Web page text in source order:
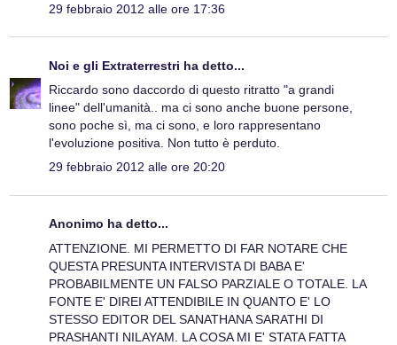
29 febbraio 2012 alle ore 17:36
Noi e gli Extraterrestri ha detto...
Riccardo sono daccordo di questo ritratto "a grandi
linee" dell'umanità.. ma ci sono anche buone persone,
sono poche sì, ma ci sono, e loro rappresentano
l'evoluzione positiva. Non tutto è perduto.
29 febbraio 2012 alle ore 20:20
Anonimo ha detto...
ATTENZIONE. MI PERMETTO DI FAR NOTARE CHE
QUESTA PRESUNTA INTERVISTA DI BABA E'
PROBABILMENTE UN FALSO PARZIALE O TOTALE. LA
FONTE E' DIREI ATTENDIBILE IN QUANTO E' LO
STESSO EDITOR DEL SANATHANA SARATHI DI
PRASHANTI NILAYAM. LA COSA MI E' STATA FATTA